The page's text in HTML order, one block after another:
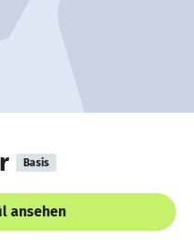
Basis
ansehen